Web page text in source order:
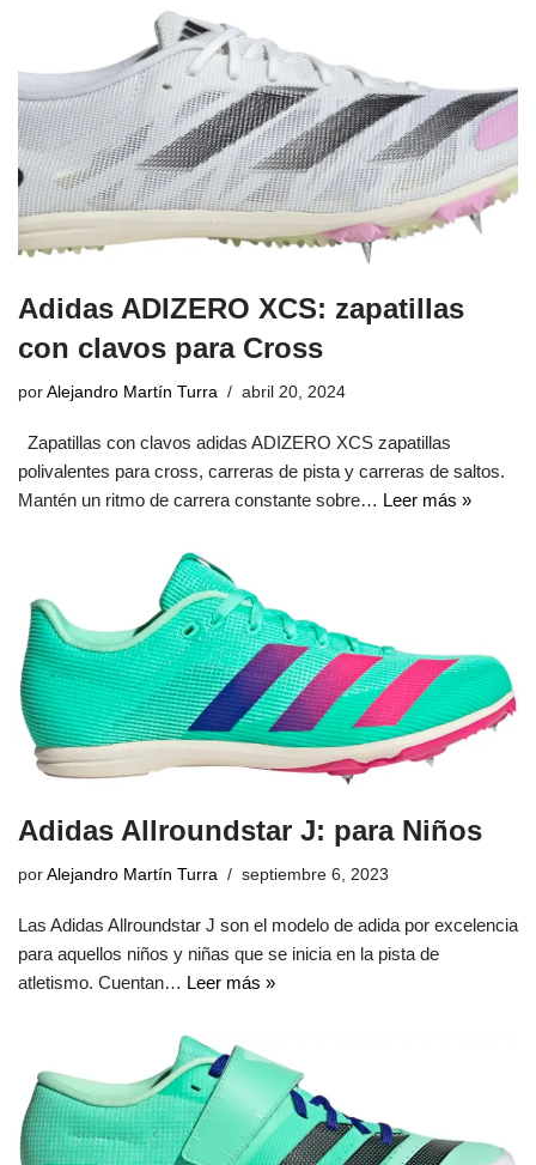
Adidas ADIZERO XCS: zapatillas
con clavos para Cross
por Alejandro Martín Turra abril 20, 2024
Zapatillas con clavos adidas ADIZERO XCS zapatillas
polivalentes para cross, carreras de pista y carreras de saltos.
Mantén un ritmo de carrera constante sobre… Leer más »
Adidas Allroundstar J: para Niños
por Alejandro Martín Turra septiembre 6, 2023
Las Adidas Allroundstar J son el modelo de adida por excelencia
para aquellos niños y niñas que se inicia en la pista de
atletismo. Cuentan… Leer más »